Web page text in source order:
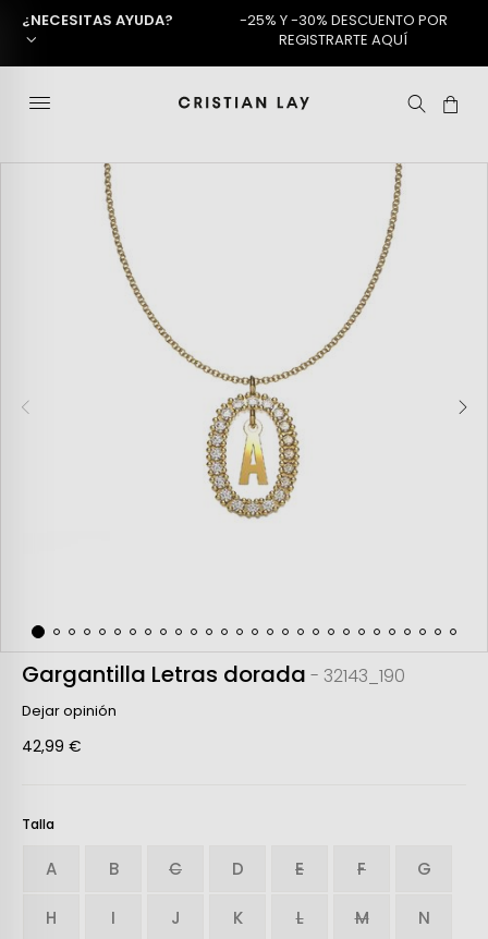
¿NECESITAS AYUDA?
-25% Y -30% DESCUENTO POR
REGISTRARTE AQUÍ
Gargantilla Letras dorada - 32143_190
Dejar opinión
42,99 €
Talla
A B C D E F G
H I J K L M N